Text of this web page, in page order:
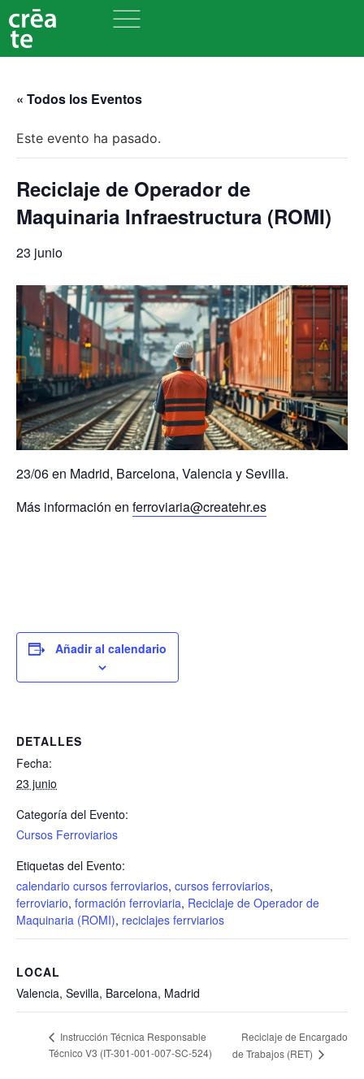
« Todos los Eventos
Este evento ha pasado.
Reciclaje de Operador de
Maquinaria Infraestructura (ROMI)
23 junio
23/06en Madrid, Barcelona, Valencia y Sevilla.
Más información en ferroviaria@createhr.es
Añadir al calendario
DETALLES
Fecha:
23 junio
Categoría del Evento:
Cursos Ferroviarios
Etiquetas del Evento:
calendario cursos ferroviarios, cursos ferroviarios,
ferroviario, formación ferroviaria, Reciclaje de Operador de
Maquinaria (ROMI), reciclajes ferrviarios
LOCAL
Valencia, Sevilla, Barcelona, Madrid
Instrucción Técnica Responsable
Técnico V3 (IT-301-001-007-SC-524)
Reciclaje de Encargado
de Trabajos (RET)